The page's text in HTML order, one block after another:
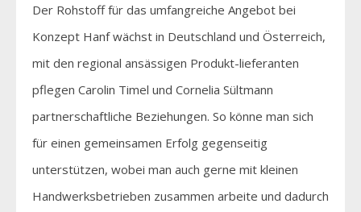
Der Rohstoff für das umfangreiche Angebot bei
Konzept Hanf wächst in Deutschland und Österreich,
mit den regional ansässigen Produkt-lieferanten
pflegen Carolin Timel und Cornelia Sültmann
partnerschaftliche Beziehungen. So könne man sich
für einen gemeinsamen Erfolg gegenseitig
unterstützen, wobei man auch gerne mit kleinen
Handwerksbetrieben zusammen arbeite und dadurch